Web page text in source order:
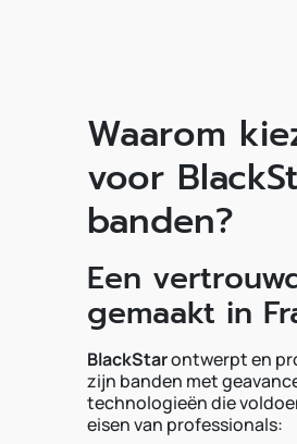
Waarom
voor
banden?
Een
gemaakt in
BlackStarontwerpt en
zijn banden met
technologieën die
eisen van professionals: